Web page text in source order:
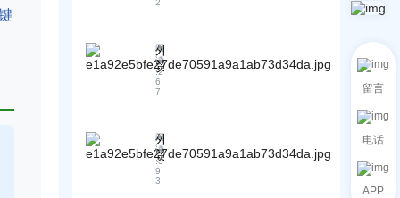
术
险
的
担
品
优
势
的
开
发
信
贸
业
全
链
路
化
营
销
解
2
外
贸
新
手
用
指
南
：
阅
读
:2
6
7
外
贸
新
手
阅
读
:3
9
3
留言
电话
APP